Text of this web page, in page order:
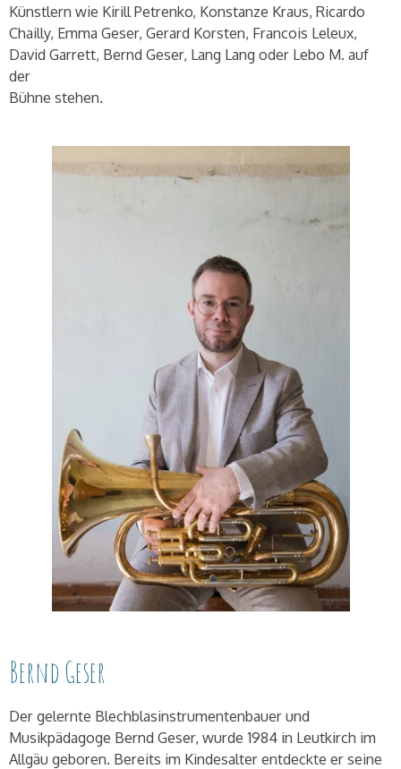
Künstlern wie Kirill Petrenko, Konstanze Kraus, Ricardo
Chailly, Emma Geser, Gerard Korsten, Francois Leleux,
David Garrett, Bernd Geser, Lang Lang oder Lebo M. auf
der
Bühne stehen.
Bernd Geser
Der gelernte Blechblasinstrumentenbauer und
Musikpädagoge Bernd Geser, wurde 1984 in Leutkirch im
Allgäu geboren. Bereits im Kindesalter entdeckte er seine